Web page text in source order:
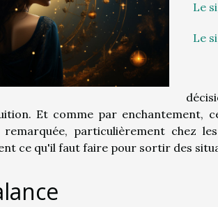
Le
Le
Et comme par enchantement,
particulièrement chez
ce qu'il faut faire pour sortir des